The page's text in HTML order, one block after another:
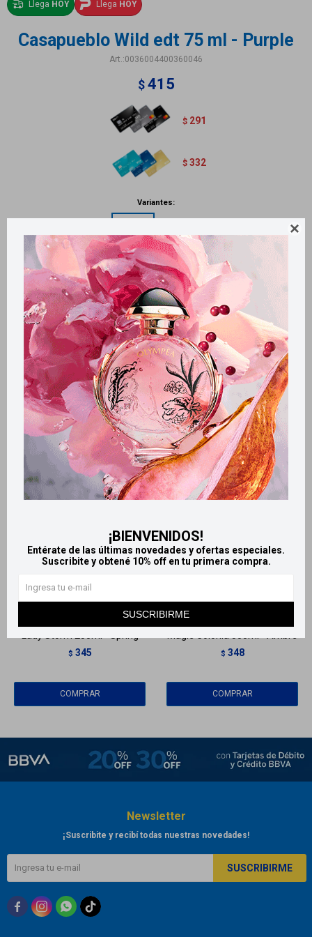

¡BIENVENIDOS!
Entérate de las últimas novedades y ofertas especiales.
Suscribite y obtené 10% off en tu primera compra.
SUSCRIBIRME
Llega HOY Llega HOY
Casapueblo Wild edt 75 ml - Purple
0036004400360046
$ 415
$ 291
$ 332
Variantes:
Métodos y costos de envío
Retiros gratuitos en tiendas
Productos que te pueden interesar
LlegaHOY
$ 345
LlegaHOY
$ 348
Newsletter
¡Suscribite y recibí todas nuestras novedades!
SUSCRIBIRME
  